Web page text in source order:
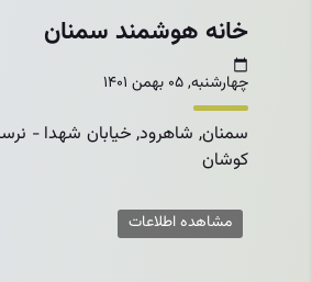
خانه هوشمند سمنان
چهارشنبه, 05 بهمن 1401
سمنان, شاهرود, خیابان شهدا -
کوشان
مشاهده اطلاعات